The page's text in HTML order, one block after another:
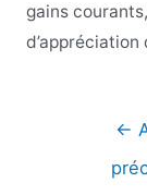
gains
d’appréciation
l’article
←